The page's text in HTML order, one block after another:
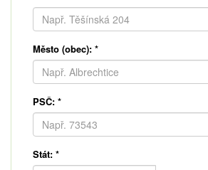
Město (obec): *
PSČ: *
Stát: *